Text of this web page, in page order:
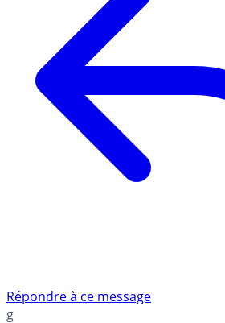
Répondre à ce message
g